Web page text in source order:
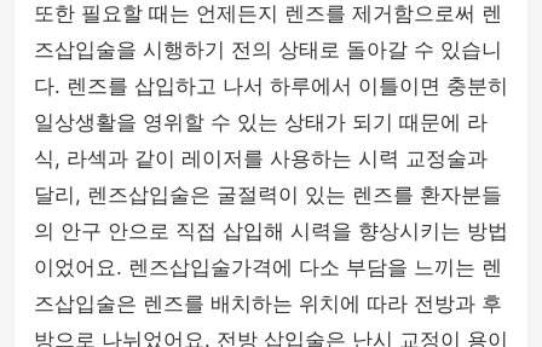
또한 필요할 때는 언제든지 렌즈를 제거함으로써 렌
즈삽입술을 시행하기 전의 상태로 돌아갈 수 있습니
다. 렌즈를 삽입하고 나서 하루에서 이틀이면 충분히
일상생활을 영위할 수 있는 상태가 되기 때문에 라
식, 라섹과 같이 레이저를 사용하는 시력 교정술과
달리, 렌즈삽입술은 굴절력이 있는 렌즈를 환자분들
의 안구 안으로 직접 삽입해 시력을 향상시키는 방법
이었어요. 렌즈삽입술가격에 다소 부담을 느끼는 렌
즈삽입술은 렌즈를 배치하는 위치에 따라 전방과 후
방으로 나뉘었어요. 전방 삽입술은 난시 교정이 용이